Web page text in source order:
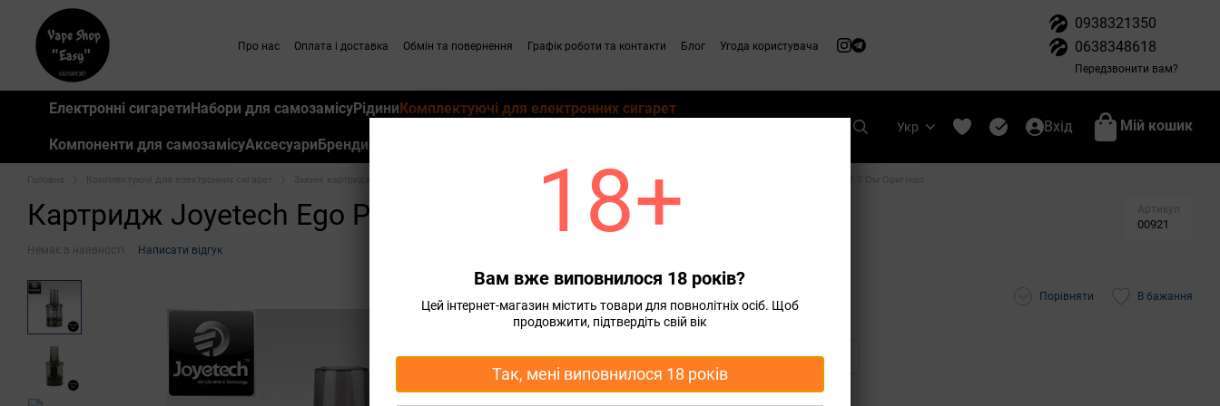
Перейти до основного контенту
Про нас Оплата і доставка Обмін та повернення Графік роботи та контакти Блог Угода користувача
0938321350
0638348618
Передзвонити вам?
Електронні сигаретиНабори для самозамісуРідиниКомплектуючі для електронних сигарет
Компоненти для самозамісуАксесуариБренди
Укр Вхід Мій кошик
Комплектуючі для електронних сигарет Змінні картриджі для Pod систем Змінні картриджі для Pod систем Joyetech Картридж Joyetech Ego Pod AST 1.0 Ом Оригінал
Картридж Joyetech Ego Pod AST 1.0 Ом Оригінал Артикул
00921
Немає в наявності Написати відгук
119 грн Порівняти В бажання
Повідомити, коли з'явиться
Характеристики
18+
Вам вже виповнилося 18 років?
Цей інтернет-магазин містить товари для повнолітніх осіб. Щоб
продовжити, підтвердіть свій вік
Так, мені виповнилося 18 років